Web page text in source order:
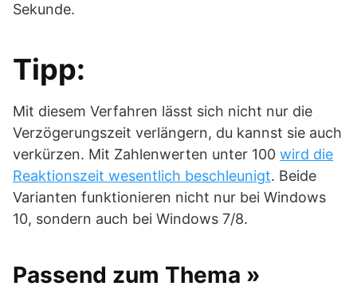
Sekunde.
Tipp:
Mit diesem Verfahren lässt sich nicht nur die
Verzögerungszeit verlängern, du kannst sie auch
verkürzen. Mit Zahlenwerten unter 100 wird die
Reaktionszeit wesentlich beschleunigt. Beide
Varianten funktionieren nicht nur bei Windows
10, sondern auch bei Windows 7/8.
Passend zum Thema »